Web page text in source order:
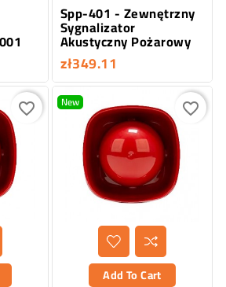
Spp-401 - Zewnętrzny
Sygnalizator
Akustyczny Pożarowy
zł349.11
favorite_border New
Add To Cart
favorite_border